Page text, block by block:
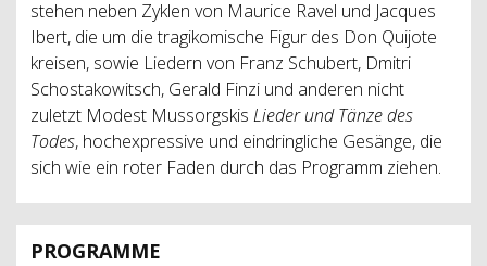
stehen neben Zyklen von Maurice Ravel und Jacques
Ibert, die um die tragikomische Figur des Don Quijote
kreisen, sowie Liedern von Franz Schubert, Dmitri
Schostakowitsch, Gerald Finzi und anderen nicht
zuletzt Modest Mussorgskis Lieder und Tänze des
Todes, hochexpressive und eindringliche Gesänge, die
sich wie ein roter Faden durch das Programm ziehen.
PROGRAMME